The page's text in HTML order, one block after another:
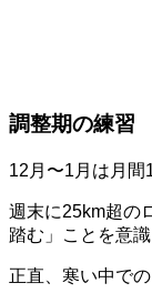
調整期の練習
12月〜1月は月間
週末に25km超の
踏む」ことを意識
正直、寒い中で